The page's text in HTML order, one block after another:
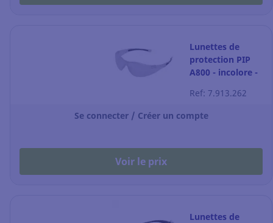
Lunettes de
protection PIP
A800 - incolore -
paire
Ref: 7.913.262
Se connecter / Créer un compte
Voir le prix
Lunettes de